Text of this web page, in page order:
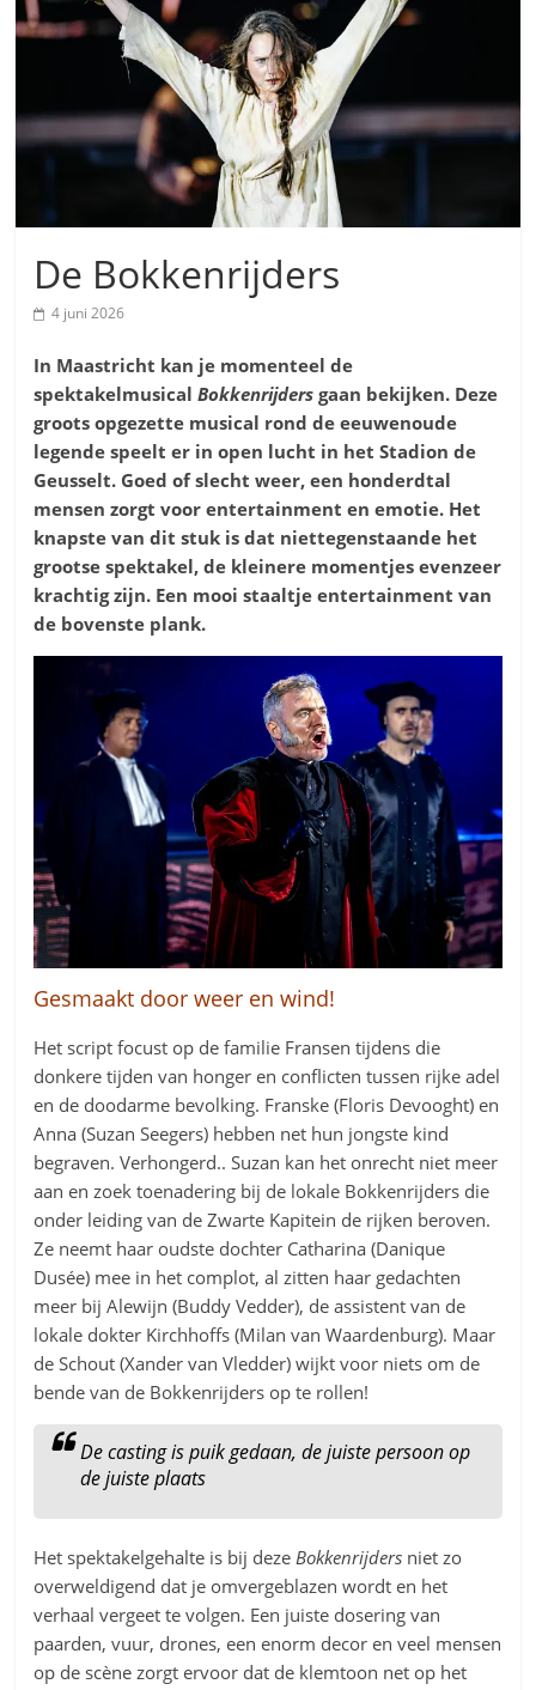
De Bokkenrijders
4 juni 2026
In Maastricht kan je momenteel de
spektakelmusicalBokkenrijders gaan bekijken. Deze
groots opgezette musical rond de eeuwenoude
legende speelt er in open lucht in het Stadion de
Geusselt. Goed of slecht weer, een honderdtal
mensen zorgt voor entertainment en emotie. Het
knapste van dit stuk is dat niettegenstaande het
grootse spektakel, de kleinere momentjes evenzeer
krachtig zijn. Een mooi staaltje entertainment van
de bovenste plank.
Gesmaakt door weer en wind!
Het script focust op de familie Fransen tijdens die
donkere tijden van honger en conflicten tussen rijke adel
en de doodarme bevolking. Franske (Floris Devooght) en
Anna (Suzan Seegers) hebben net hun jongste kind
begraven. Verhongerd.. Suzan kan het onrecht niet meer
aan en zoek toenadering bij de lokale Bokkenrijders die
onder leiding van de Zwarte Kapitein de rijken beroven.
Ze neemt haar oudste dochter Catharina (Danique
Dusée) mee in het complot, al zitten haar gedachten
meer bij Alewijn (Buddy Vedder), de assistent van de
lokale dokter Kirchhoffs (Milan van Waardenburg). Maar
de Schout (Xander van Vledder) wijkt voor niets om de
bende van de Bokkenrijders op te rollen!
De casting is puik gedaan, de juiste persoon op
de juiste plaats
Het spektakelgehalte is bij deze Bokkenrijders niet zo
overweldigend dat je omvergeblazen wordt en het
verhaal vergeet te volgen. Een juiste dosering van
paarden, vuur, drones, een enorm decor en veel mensen
op de scène zorgt ervoor dat de klemtoon net op het